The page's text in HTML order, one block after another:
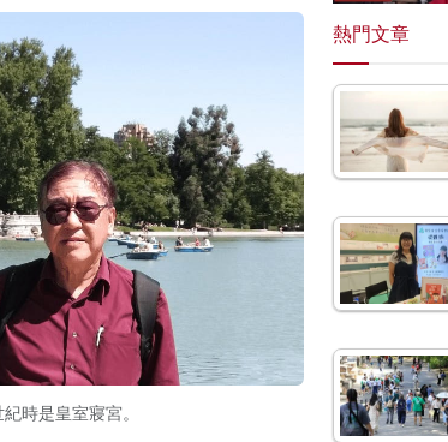
時是皇室寢宮。
熱門文章